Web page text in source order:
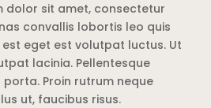
dolor sit amet, consectetur
convallis lobortis leo quis
est eget est volutpat luctus. Ut
lacinia. Pellentesque
Proin rutrum neque
ut, faucibus risus.